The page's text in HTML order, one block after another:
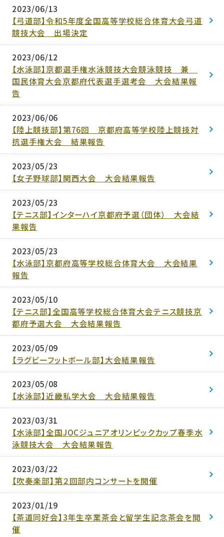
2023/06/13
【弓道部】令和5年度全国高等学校総合体育大会弓道
競技大会 出場決定
2023/06/12
【水泳部】京都選手権水泳競技大会競泳競技 兼
国民体育大会京都府代表選手選考会 大会結果報
告
2023/06/06
【陸上競技部】第76回 京都府高等学校陸上競技対
抗選手権大会 結果報告
2023/05/23
【女子野球部】関西大会 大会結果報告
2023/05/23
【テニス部】インターハイ京都府予選（団体） 大会結
果報告
2023/05/23
【水泳部】京都府高等学校総合体育大会 大会結果
報告
2023/05/10
【テニス部】全国高等学校総合体育大会テニス競技京
都府予選大会 大会結果報告
2023/05/09
【ラグビーフットボール部】大会結果報告
2023/05/08
【水泳部】近畿私学大会 大会結果報告
2023/03/31
【水泳部】全国JOCジュニアオリンピックカップ春季水
泳競技大会 大会結果報告
2023/03/22
【吹奏楽部】第２回部内コンサートを開催
2023/01/19
【茶道同好会】3年生卒業茶会と留学生記念茶会を開
催